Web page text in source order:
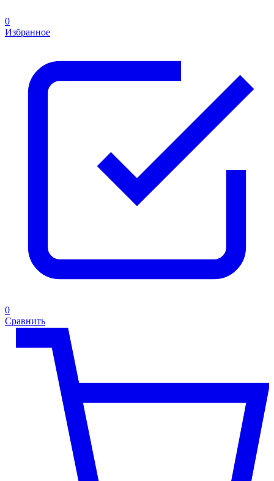
0
Избранное
0
Сравнить